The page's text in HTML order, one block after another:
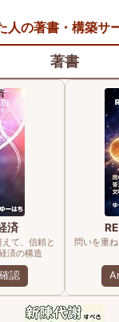
人の著書・構築サ
著書
済
て、信頼と
済の構造
認
問いを重